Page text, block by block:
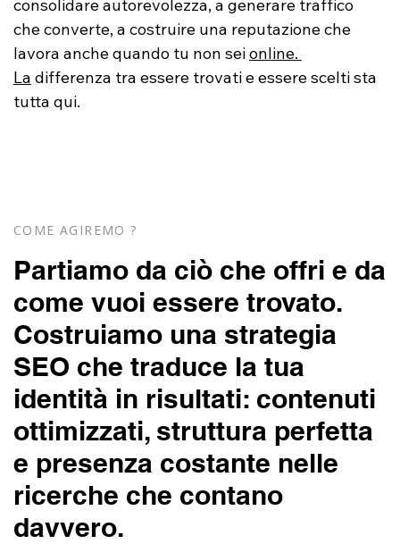
consolidare autorevolezza, a generare traffico
che converte, a costruire una reputazione che
lavora anche quando tu non sei online.
La differenza tra essere trovati e essere scelti sta
tutta qui.
COME AGIREMO ?
Partiamo da ciò che offri e da
come vuoi essere trovato.
Costruiamo una strategia
SEO che traduce la tua
identità in risultati: contenuti
ottimizzati, struttura perfetta
e presenza costante nelle
ricerche che contano
davvero.